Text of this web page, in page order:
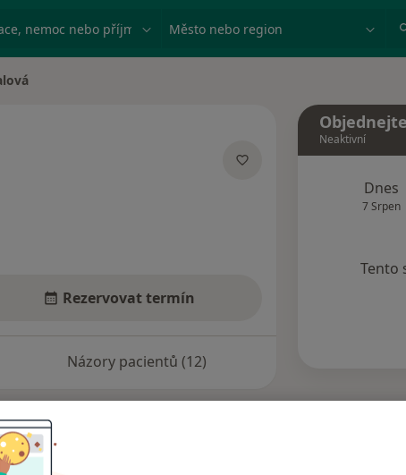
nemoc nebo příjmení Město nebo region
Rezervovat termín
Názory pacientů (12)
nejsou k dispozici
Neaktivní
Dnes
7 Srpen
Tento